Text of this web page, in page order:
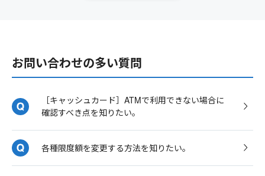
お問い合わせの多い質問
［キャッシュカード］ATMで利用できない場合に
確認すべき点を知りたい。
各種限度額を変更する方法を知りたい。